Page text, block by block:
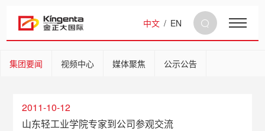
中文 / EN
集团要闻 视频中心 媒体聚焦 公示公告
2011-10-12
山东轻工业学院专家到公司参观交流